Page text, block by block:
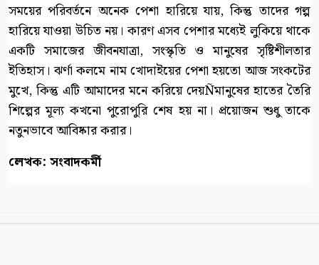
সময়ের পরিবর্তনে অনেক পেশা হারিয়ে যায়, কিন্তু তাদের গল্প
হারিয়ে যাওয়া উচিত নয়। কারণ এসব পেশার মধ্যেই লুকিয়ে থাকে
একটি সমাজের জীবনযাত্রা, সংস্কৃতি ও মানুষের সৃষ্টিশীলতার
ইতিহাস। ঝর্ণা কলমে নাম খোদাইয়ের পেশা হয়তো আজ সংকটের
মুখে, কিন্তু এটি আমাদের মনে করিয়ে দেয়Ñমানুষের হাতের তৈরি
শিল্পের মূল্য কখনো পুরোপুরি শেষ হয় না। প্রয়োজন শুধু তাকে
নতুনভাবে আবিষ্কার করার।
লেখক: সংবাদকর্মী